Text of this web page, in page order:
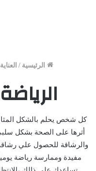
الرئيسية /
كل شخص يحلم بالشكل
أثرها على الصحة بشكل
والرشاقة للحصول علي
مفيدة وممارسة رياضة